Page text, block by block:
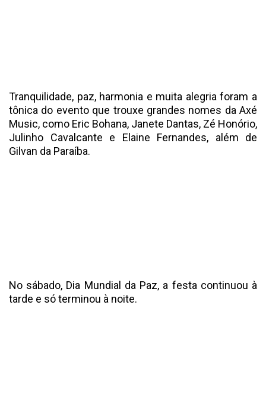
Tranquilidade, paz, harmonia e muita alegria foram a
tônica do evento que trouxe grandes nomes da Axé
Music, como Eric Bohana, Janete Dantas, Zé Honório,
Julinho Cavalcante e Elaine Fernandes, além de
Gilvan da Paraíba.
No sábado, Dia Mundial da Paz, a festa continuou à
tarde e só terminou à noite.